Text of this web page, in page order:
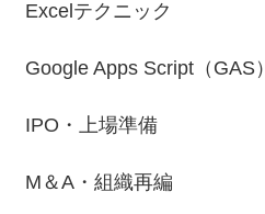
Excelテクニック
Google Apps Script（GAS）
IPO・上場準備
M＆A・組織再編